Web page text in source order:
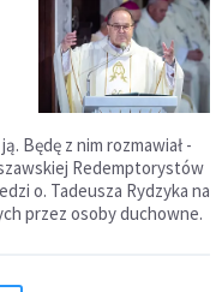
Będę z nim rozmawiał -
Redemptorystów
o. Tadeusza Rydzyka na
przez osoby duchowne.